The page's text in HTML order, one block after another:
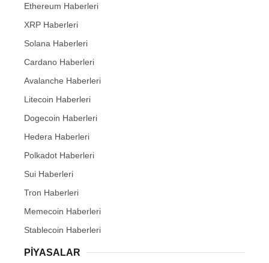
Ethereum Haberleri
XRP Haberleri
Solana Haberleri
Cardano Haberleri
Avalanche Haberleri
Litecoin Haberleri
Dogecoin Haberleri
Hedera Haberleri
Polkadot Haberleri
Sui Haberleri
Tron Haberleri
Memecoin Haberleri
Stablecoin Haberleri
PIYASALAR